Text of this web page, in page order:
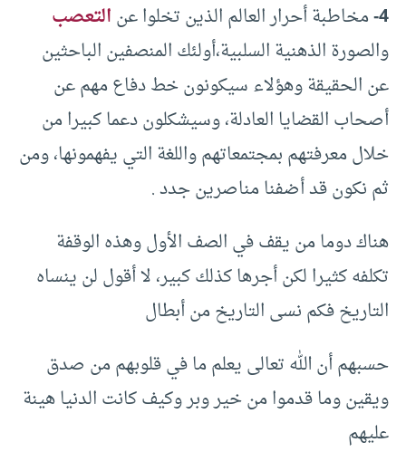
4- مخاطبة أحرار العالم الذين تخلوا عنالتعصب
والصورة الذهنية السلبية،أولئك المنصفين الباحثين
عن الحقيقة وهؤلاء سيكونون خط دفاع مهم عن
أصحاب القضايا العادلة، وسيشكلون دعما كبيرا من
خلال معرفتهم بمجتمعاتهم واللغة التي يفهمونها، ومن
ثم نكون قد أضفنا مناصرين جدد .
هناك دوما من يقف في الصف الأول وهذه الوقفة
تكلفه كثيرا لكن أجرها كذلك كبير، لا أقول لن ينساه
التاريخ فكم نسى التاريخ من أبطال
حسبهم أن الله تعالى يعلم ما في قلوبهم من صدق
ويقين وما قدموا من خير وبر وكيف كانت الدنيا هينة
عليهم